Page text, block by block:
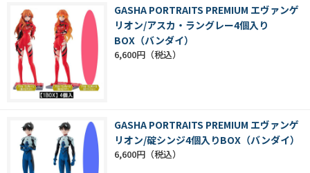
GASHA PORTRAITS PREMIUM エヴァンゲ
リオン/アスカ・ラングレー4個入り
BOX（バンダイ）
6,600円
GASHA PORTRAITS PREMIUM エヴァンゲ
リオン/碇シンジ4個入りBOX（バンダイ）
6,600円